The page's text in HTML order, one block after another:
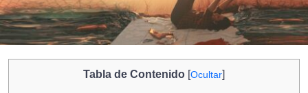
Tabla de Contenido [Ocultar]